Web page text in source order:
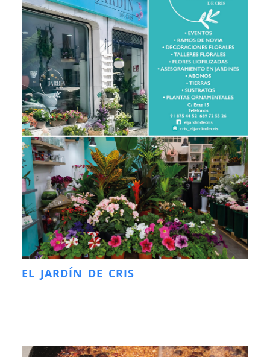
EL JARDÍN DE CRIS